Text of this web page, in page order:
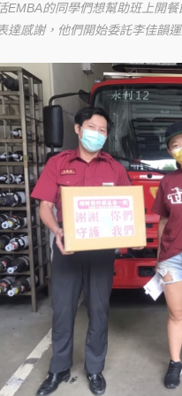
EMBA的同學們想幫助班上開
達感謝，他們開始委託李佳韻